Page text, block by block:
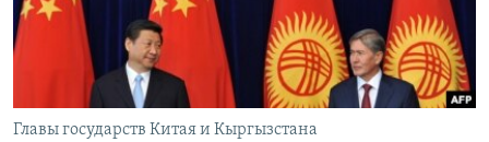
Главы государств Китая и Кыргызстана